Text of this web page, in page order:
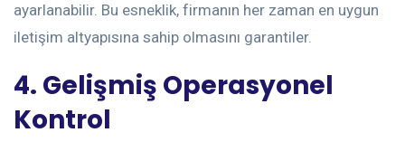
ayarlanabilir. Bu esneklik, firmanın her zaman en uygun
iletişim altyapısına sahip olmasını garantiler.
4. Gelişmiş Operasyonel
Kontrol